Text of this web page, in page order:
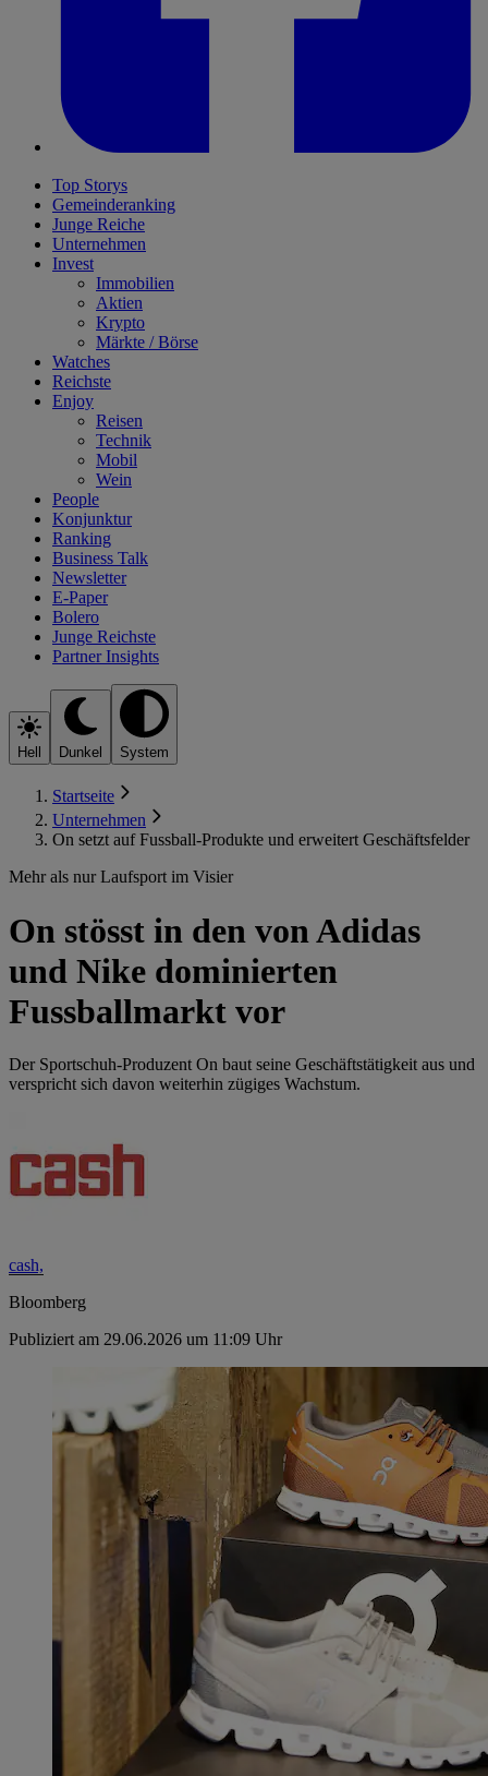
Top Storys
Gemeinderanking
Junge Reiche
Unternehmen
Invest
Immobilien
Aktien
Krypto
Märkte / Börse
Watches
Reichste
Enjoy
Reisen
Technik
Mobil
Wein
People
Konjunktur
Ranking
Business Talk
Newsletter
E-Paper
Bolero
Junge Reichste
Partner Insights
Hell Dunkel System
Startseite
Unternehmen
On setzt auf Fussball-Produkte und erweitert Geschäftsfelder
Mehr als nur Laufsport im Visier
On stösst in den von Adidas
und Nike dominierten
Fussballmarkt vor
Der Sportschuh-Produzent On baut seine Geschäftstätigkeit aus und
verspricht sich davon weiterhin zügiges Wachstum.
cash,
Bloomberg
Publiziert am 29.06.2026 um 11:09 Uhr